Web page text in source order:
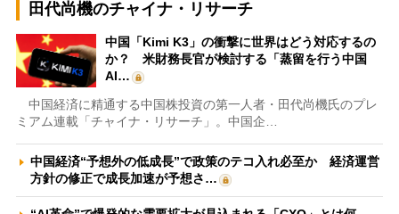
田代尚機のチャイナ・リサーチ
中国「Kimi K3」の衝撃に世界はどう対応するの
か？ 米財務長官が検討する「蒸留を行う中国
AI…
中国経済に精通する中国株投資の第一人者・田代尚機氏のプレ
ミアム連載「チャイナ・リサーチ」。中国企…
中国経済“予想外の低成長”で政策のテコ入れ必至か 経済運営
方針の修正で成長加速が予想さ…